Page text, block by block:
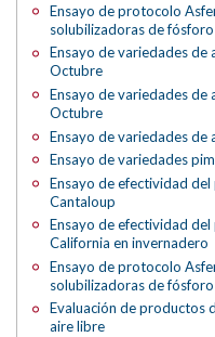
Ensayo de protocolo
solubilizadoras de
Ensayo de variedades de
Octubre
Ensayo de variedades de
Octubre
Ensayo de variedades
Ensayo de variedades
Ensayo de efectividad
Cantaloup
Ensayo de efectividad
California en invernadero
Ensayo de protocolo
solubilizadoras de
Evaluación de productos
aire libre